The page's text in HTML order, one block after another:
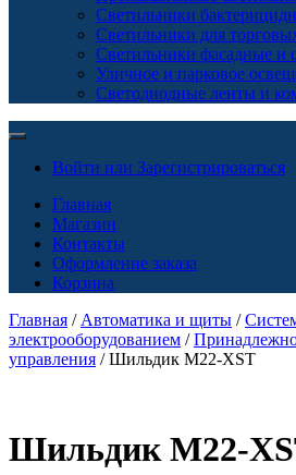
Светильники
Светильники для
Светильники фасадные и
Уличное и парковое
Светодиодные ленты и
Войти или Зарегистрироваться
Главная
Магазин
Контакты
Оформление заказа
Корзина
Главная / Автоматика и щиты /
электрооборудованием /
управления / Шильдик M22-XST
Шильдик M22-